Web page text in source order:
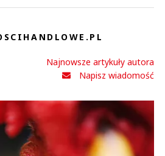
Najnowsze artykuły autora
Napisz wiadomość